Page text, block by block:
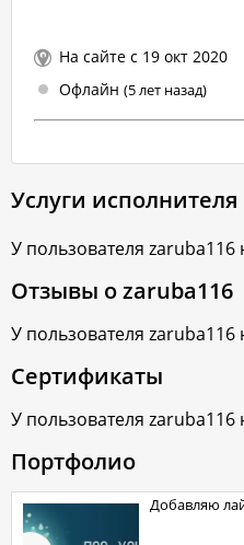
На сайте с 19 окт 2020
Офлайн (5 лет назад)
Услуги исполнителя
У пользователя zaruba116
Отзывы оzaruba116
У пользователя zaruba116
Сертификаты
У пользователя zaruba116
Портфолио
Добавляю